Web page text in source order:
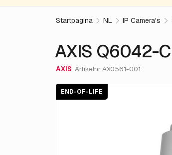
Startpagina NL IP Camera's
AXIS Q6042-
AXIS Artikelnr AX0561-001
END-OF-LIFE